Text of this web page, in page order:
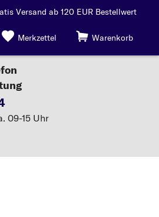
Versand ab 120 EUR Bestellwert
Merkzettel Warenkorb
09-15 Uhr